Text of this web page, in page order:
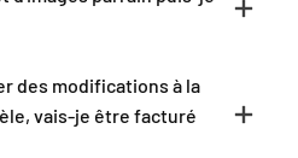
des modifications à la
vais-je être facturé